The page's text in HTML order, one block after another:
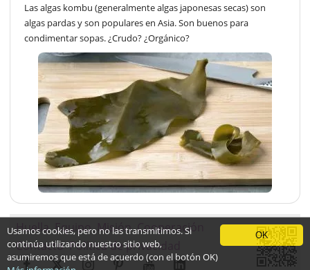
Las algas kombu (generalmente algas japonesas secas) son
algas pardas y son populares en Asia. Son buenos para
condimentar sopas. ¿Crudo? ¿Orgánico?
HuellaEquipoMisiónCooperación
ContactoPolítica de privacidad
OK
Usamos cookies, pero no las transmitimos. Si
continúa utilizando nuestro sitio web,
asumiremos que está de acuerdo (con el botón OK)